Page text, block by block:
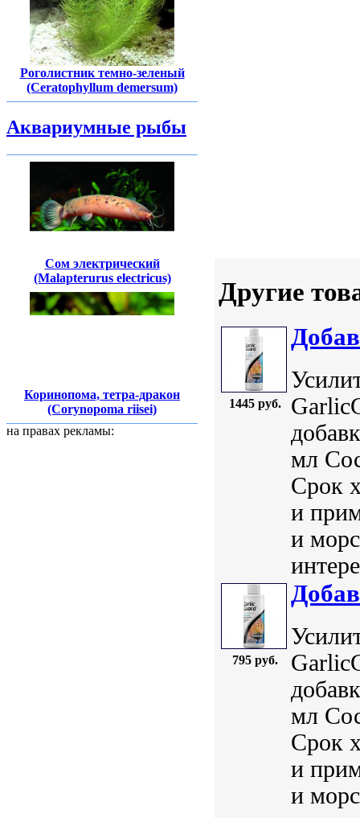
Роголистник темно-зеленый
(Ceratophyllum demersum)
Аквариумные рыбы
Сом электрический
(Malapterurus electricus)
Коринопома, тетра-дракон
(Corynopoma riisei)
на правах рекламы:
Другие
1445 руб.
мл
Срок
и
и
795 руб.
мл
Срок
и
и